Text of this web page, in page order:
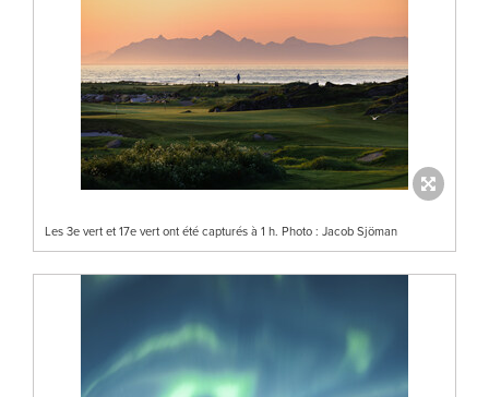
Les 3e vert et 17e vert ont été capturés à 1 h. Photo : Jacob Sjöman